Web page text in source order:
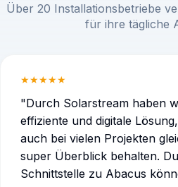
Über 20 Installationsbetriebe
für ihre tägliche
★★★★★
"Durch Solarstream haben
effiziente und digitale
auch bei vielen Projekten
super Überblick behalten.
Schnittstelle zu Abacus